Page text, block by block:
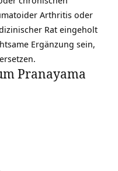
Arthritis oder
Rat eingeholt
Ergänzung sein,
Pranayama